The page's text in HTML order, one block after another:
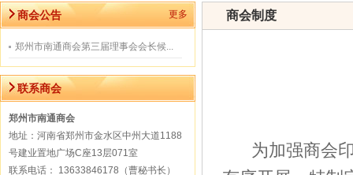
商会公告 更多
郑州市南通商会第三届理事会会长候...
联系商会
郑州市南通商会
地址：河南省郑州市金水区中州大道1188
号建业置地广场C座13层071室
联系电话： 13633846178（曹秘书长）
商会制度
为加强商会